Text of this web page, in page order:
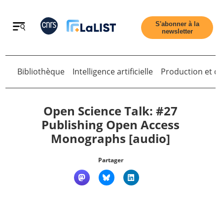
Retour
S'abonner à la
newsletter
Retour
Bibliothèque Intelligence artificielle Production et
Open Science Talk: #27
Publishing Open Access
Monographs [audio]
Partager